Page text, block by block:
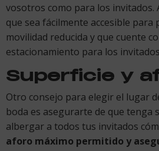
vosotros como para los invitados.
que sea fácilmente accesible para
movilidad reducida y que cuente
estacionamiento para los
Superficie y
Otro consejo para elegir el lugar
boda es asegurarte de que tenga
albergar a todos tus invitados
aforo máximo permitido y